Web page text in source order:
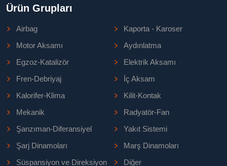
Ürün Grupları
Airbag
Kaporta - Karoser
Motor Aksamı
Aydınlatma
Egzoz-Katalizör
Elektrik Aksamı
Fren-Debriyaj
İç Aksam
Kalorifer-Klima
Kilit-Kontak
Mekanik
Radyatör-Fan
Şanzıman-Diferansiyel
Yakıt Sistemi
Şarj Dinamoları
Marş Dinamoları
Süspansiyon ve Direksiyon
Diğer